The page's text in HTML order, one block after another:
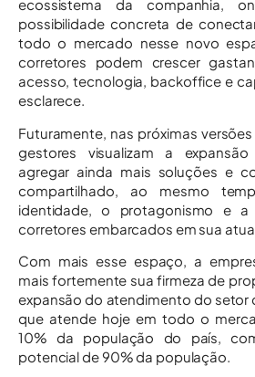
ecossistema da companhia,
possibilidade concreta de
todo o mercado nesse novo
corretores podem crescer
acesso, tecnologia, backoffice e
esclarece.
Futuramente, nas próximas
gestores visualizam a
agregar ainda mais soluções e
compartilhado, ao mesmo
identidade, o protagonismo e a
corretores embarcados em sua
Com mais esse espaço, a
mais fortemente sua firmeza de
expansão do atendimento do setor
que atende hoje em todo o
10% da população do país,
potencial de 90% da população.